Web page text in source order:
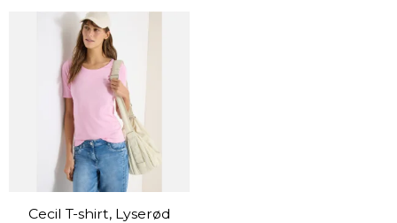
Cecil T-shirt, Lyserød